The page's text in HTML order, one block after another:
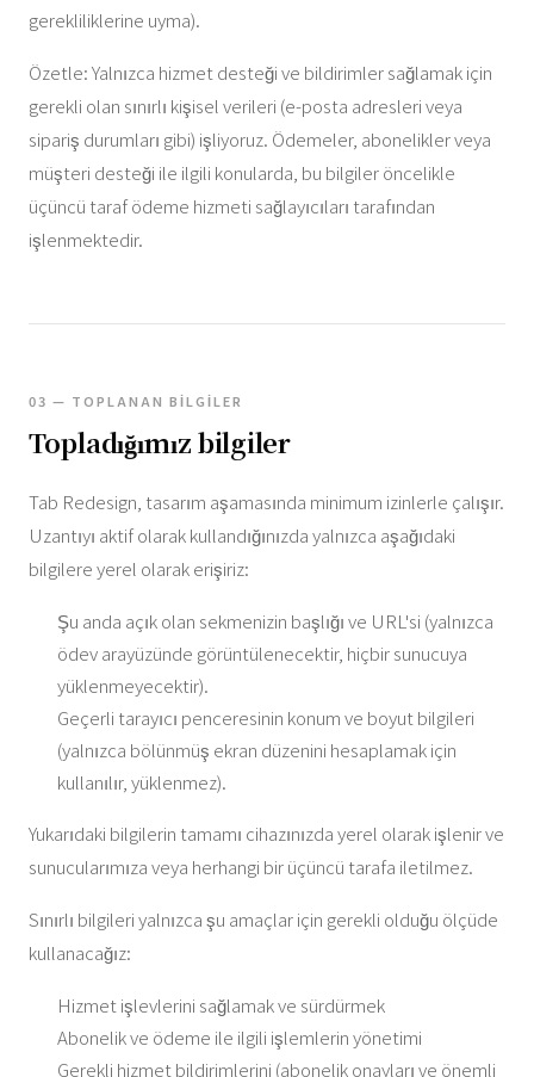
gerekliliklerine uyma).
Özetle: Yalnızca hizmet desteği ve bildirimler sağlamak için
gerekli olan sınırlı kişisel verileri (e-posta adresleri veya
sipariş durumları gibi) işliyoruz. Ödemeler, abonelikler veya
müşteri desteği ile ilgili konularda, bu bilgiler öncelikle
üçüncü taraf ödeme hizmeti sağlayıcıları tarafından
işlenmektedir.
03 — TOPLANAN BILGILER
Topladığımız bilgiler
Tab Redesign, tasarım aşamasında minimum izinlerle çalışır.
Uzantıyı aktif olarak kullandığınızda yalnızca aşağıdaki
bilgilere yerel olarak erişiriz:
Şu anda açık olan sekmenizin başlığı ve URL'si (yalnızca
ödev arayüzünde görüntülenecektir, hiçbir sunucuya
yüklenmeyecektir).
Geçerli tarayıcı penceresinin konum ve boyut bilgileri
(yalnızca bölünmüş ekran düzenini hesaplamak için
kullanılır, yüklenmez).
Yukarıdaki bilgilerin tamamı cihazınızda yerel olarak işlenir ve
sunucularımıza veya herhangi bir üçüncü tarafa iletilmez.
Sınırlı bilgileri yalnızca şu amaçlar için gerekli olduğu ölçüde
kullanacağız:
Hizmet işlevlerini sağlamak ve sürdürmek
Abonelik ve ödeme ile ilgili işlemlerin yönetimi
Gerekli hizmet bildirimlerini (abonelik onayları ve önemli